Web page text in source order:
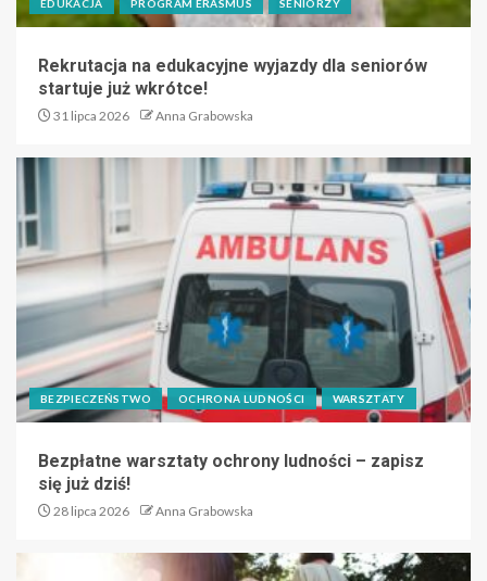
EDUKACJA PROGRAM ERASMUS SENIORZY
Rekrutacja na edukacyjne wyjazdy dla seniorów
startuje już wkrótce!
31 lipca 2026 Anna Grabowska
BEZPIECZEŃSTWO OCHRONA LUDNOŚCI WARSZTATY
Bezpłatne warsztaty ochrony ludności – zapisz
się już dziś!
28 lipca 2026 Anna Grabowska